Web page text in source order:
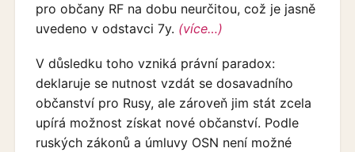
pro občany RF na dobu neurčitou, což je jasně
uvedeno v odstavci 7y. (více…)
V důsledku toho vzniká právní paradox:
deklaruje se nutnost vzdát se dosavadního
občanství pro Rusy, ale zároveň jim stát zcela
upírá možnost získat nové občanství. Podle
ruských zákonů a úmluvy OSN není možné